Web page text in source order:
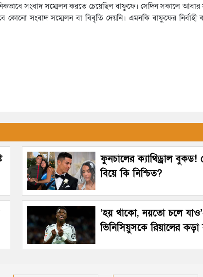
সংবাদ সম্মেলন করতে চেয়েছিল বাফুফে। সেদিন সকালে আবার
কোনো সংবাদ সম্মেলন বা বিবৃতি দেয়নি। এমনকি বাফুফের
ফুনচালের ক্যাথিড্রাল
বিয়ে কি নিশ্চিত?
‘হয় থাকো, নয়তো চলে
ভিনিসিয়ুসকে রিয়ালের কড়া